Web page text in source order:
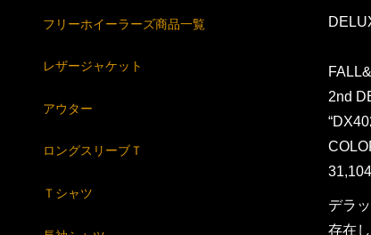
2nd
デラ
存在
フリーホイーラーズ商品一覧
レザージャケット
アウター
ロングスリーブＴ
Ｔシャツ